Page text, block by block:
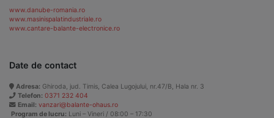
www.danube-romania.ro
www.masinispalatindustriale.ro
www.cantare-balante-electronice.ro
Date de contact
Adresa: Ghiroda, jud. Timis, Calea Lugojului, nr.47/B, Hala nr. 3
Telefon: 0371 232 404
Email: vanzari@balante-ohaus.ro
Program de lucru: Luni – Vineri / 08:00 – 17:30